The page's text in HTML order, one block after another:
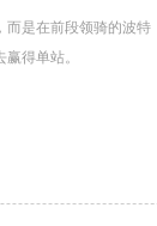
是在前段领骑的波特
得单站。